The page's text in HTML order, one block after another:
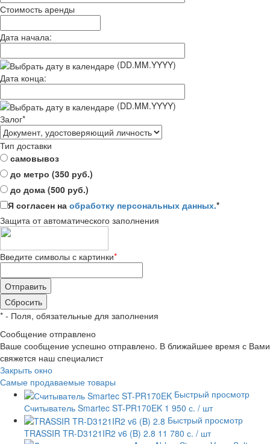
Стоимость аренды
Дата начала:
(DD.MM.YYYY)
Дата конца:
(DD.MM.YYYY)
Залог*
Тип доставки
самовывоз
до метро (350 руб.)
до дома (500 руб.)
Я согласен на обработку персональных данных.*
Защита от автоматического заполнения
Введите символы с картинки*
* - Поля, обязательные для заполнения
Сообщение отправлено
Ваше сообщение успешно отправлено. В ближайшее время с Вами
свяжется наш специалист
Закрыть окно
Самые продаваемые товары
Быстрый просмотр
Считыватель Smartec ST-PR170EK 1 950 с. / шт
Быстрый просмотр
TRASSIR TR-D3121IR2 v6 (B) 2.8 11 780 с. / шт